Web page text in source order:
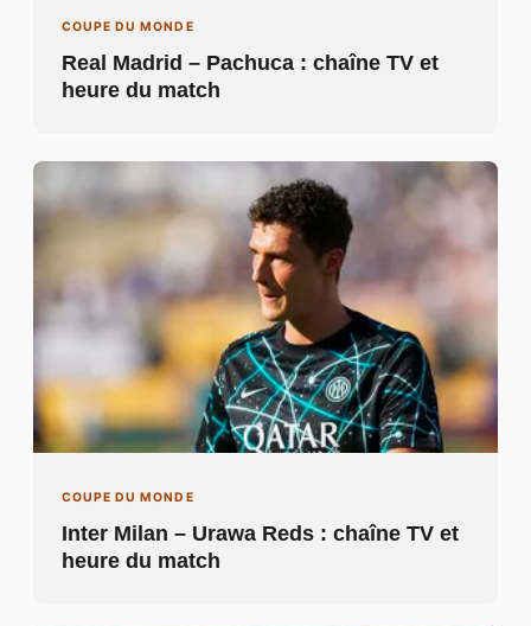
COUPE DU MONDE
Real Madrid – Pachuca : chaîne TV et
heure du match
COUPE DU MONDE
Inter Milan – Urawa Reds : chaîne TV et
heure du match